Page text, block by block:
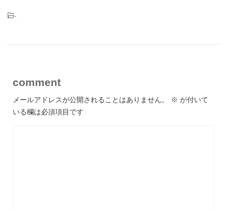
-
comment
メールアドレスが公開されることはありません。 ※ が付いて
いる欄は必須項目です